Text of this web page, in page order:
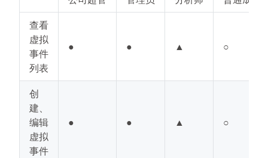
查看
虚拟
事件
列表
● ● ▲ ○
创
建、
编辑
虚拟
事件
● ● ▲ ○